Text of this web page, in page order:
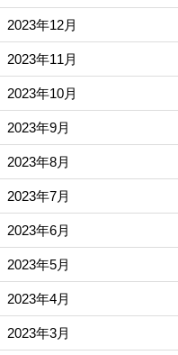
2023年12月
2023年11月
2023年10月
2023年9月
2023年8月
2023年7月
2023年6月
2023年5月
2023年4月
2023年3月